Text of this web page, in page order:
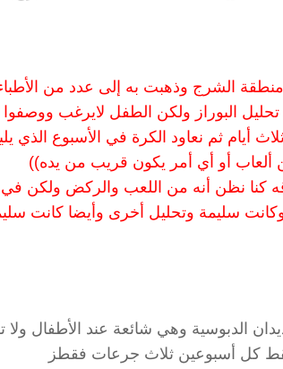
الشرج وذهبت به إلى عدد من
ثلاث أيام ثم نعاود الكرة في الأسبوع
أو أي أمر يكون قريب من يده))
كنا نظن أنه من اللعب والركض ولكن
سليمة وتحليل أخرى وأيضا كانت
الدبوسية وهي شائعة عند الأطفال ولا